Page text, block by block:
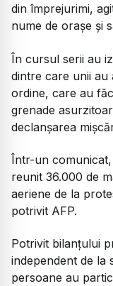
din împrejurimi,
nume de orașe și
În cursul serii au
dintre care unii au
ordine, care au
grenade
declanșarea
Într-un
reunit 36.000 de
aeriene de la
potrivit AFP.
Potrivit bilanțului
independent de la
persoane au